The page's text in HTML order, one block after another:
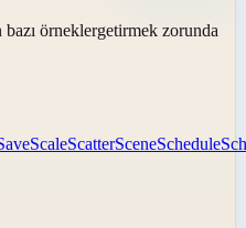
örneklergetirmek zorunda
ScaleScatterSceneSchedule